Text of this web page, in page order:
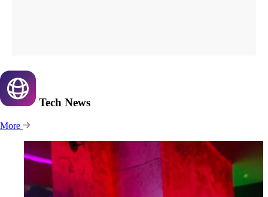
Tech News
More